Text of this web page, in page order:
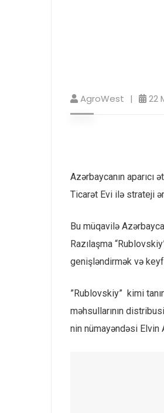
AgroWest 22
Azərbaycanın aparıcı
Ticarət Evi ilə strateji
Bu müqavilə
Razılaşma
genişləndirmək və
”Rublovskiy” kimi
məhsullarının
nin nümayəndəsi Elvin